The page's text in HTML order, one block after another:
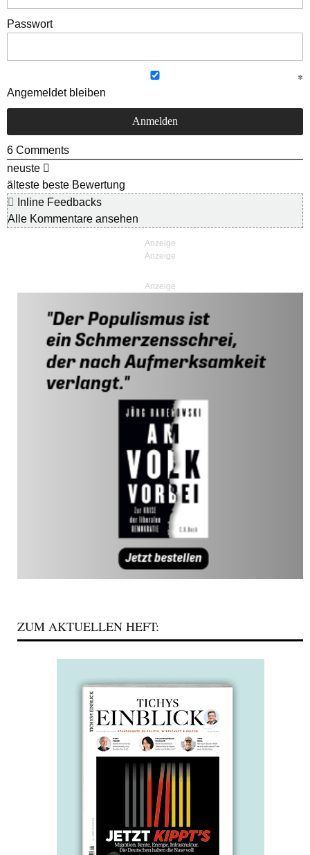
Passwort
Angemeldet bleiben
6 Comments
neuste
älteste beste Bewertung
Inline Feedbacks
Alle Kommentare ansehen
Anzeige
ZUM AKTUELLEN HEFT: